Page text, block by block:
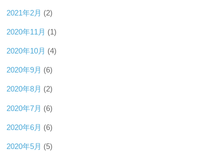
2021年2月 (2)
2020年11月 (1)
2020年10月 (4)
2020年9月 (6)
2020年8月 (2)
2020年7月 (6)
2020年6月 (6)
2020年5月 (5)